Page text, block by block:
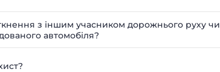
з іншим учасником дорожнього руху чи
автомобіля?